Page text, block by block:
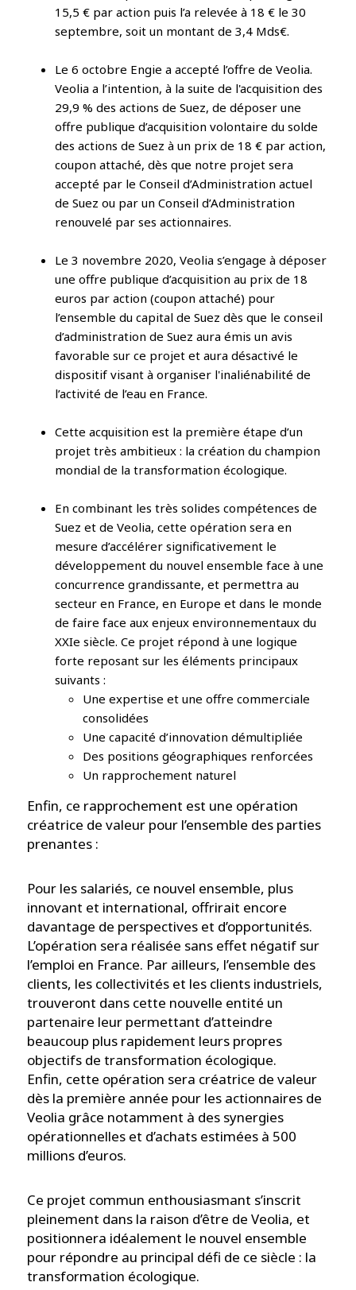
15,5 € par action puis l’a relevée à 18 € le 30
septembre, soit un montant de 3,4 Mds€.
Le 6 octobre Engie a accepté l’offre de Veolia.
Veolia a l’intention, à la suite de l'acquisition des
29,9 % des actions de Suez, de déposer une
offre publique d’acquisition volontaire du solde
des actions de Suez à un prix de 18 € par action,
coupon attaché, dès que notre projet sera
accepté par le Conseil d’Administration actuel
de Suez ou par un Conseil d’Administration
renouvelé par ses actionnaires.
Le 3 novembre 2020, Veolia s’engage à déposer
une offre publique d’acquisition au prix de 18
euros par action (coupon attaché) pour
l’ensemble du capital de Suez dès que le conseil
d’administration de Suez aura émis un avis
favorable sur ce projet et aura désactivé le
dispositif visant à organiser l'inaliénabilité de
l’activité de l’eau en France.
Cette acquisition est la première étape d’un
projet très ambitieux : la création du champion
mondial de la transformation écologique.
En combinant les très solides compétences de
Suez et de Veolia, cette opération sera en
mesure d’accélérer significativement le
développement du nouvel ensemble face à une
concurrence grandissante, et permettra au
secteur en France, en Europe et dans le monde
de faire face aux enjeux environnementaux du
XXIe siècle. Ce projet répond à une logique
forte reposant sur les éléments principaux
suivants :
Une expertise et une offre commerciale
consolidées
Une capacité d’innovation démultipliée
Des positions géographiques renforcées
Un rapprochement naturel
Enfin, ce rapprochement est une opération
créatrice de valeur pour l’ensemble des parties
prenantes :
Pour les salariés, ce nouvel ensemble, plus
innovant et international, offrirait encore
davantage de perspectives et d’opportunités.
L’opération sera réalisée sans effet négatif sur
l’emploi en France. Par ailleurs, l’ensemble des
clients, les collectivités et les clients industriels,
trouveront dans cette nouvelle entité un
partenaire leur permettant d’atteindre
beaucoup plus rapidement leurs propres
objectifs de transformation écologique.
Enfin, cette opération sera créatrice de valeur
dès la première année pour les actionnaires de
Veolia grâce notamment à des synergies
opérationnelles et d’achats estimées à 500
millions d’euros.
Ce projet commun enthousiasmant s’inscrit
pleinement dans la raison d’être de Veolia, et
positionnera idéalement le nouvel ensemble
pour répondre au principal défi de ce siècle : la
transformation écologique.